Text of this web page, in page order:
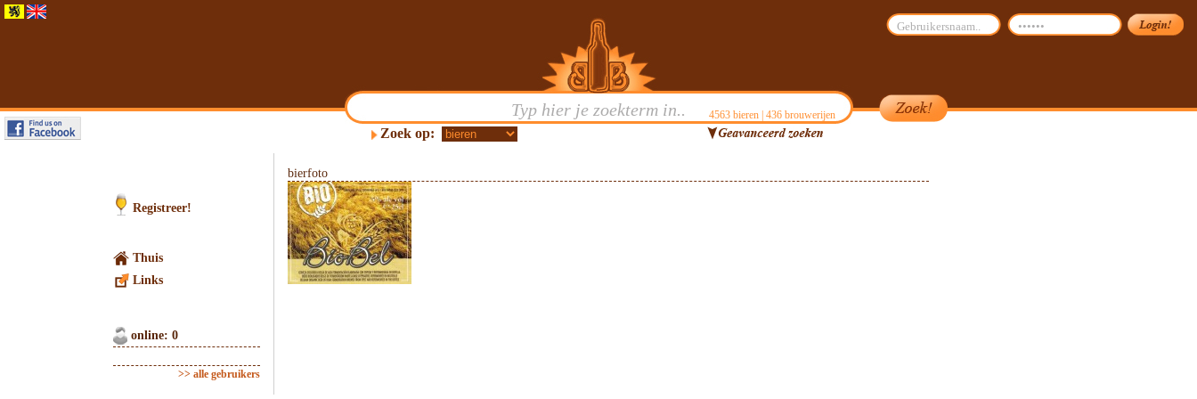
4563bieren | 436brouwerijen
Zoek op:
Registreer!
Thuis
Links
online: 0
>> alle gebruikers
bierfoto